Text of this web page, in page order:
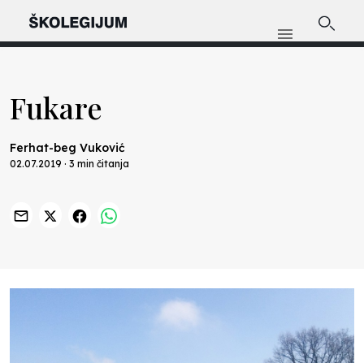
Fukare
Ferhat-beg Vuković
02.07.2019 · 3 min čitanja